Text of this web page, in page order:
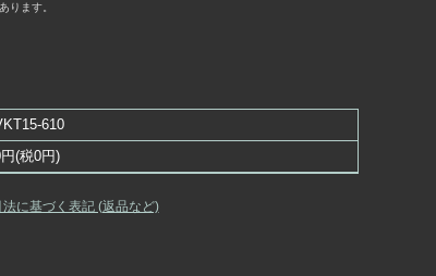
ります。
610
(税0円)
に基づく表記 (返品など)